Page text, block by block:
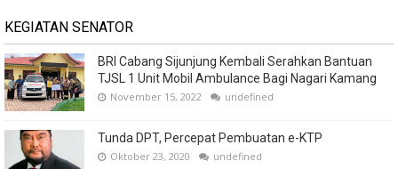
KEGIATAN SENATOR
BRI Cabang Sijunjung Kembali Serahkan Bantuan
TJSL 1 Unit Mobil Ambulance Bagi Nagari Kamang
November 15, 2022 undefined
Tunda DPT, Percepat Pembuatan e-KTP
Oktober 23, 2020 undefined